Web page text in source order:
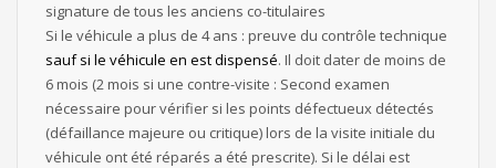
signature de tous les anciens co-titulaires
Si le véhicule a plus de 4 ans : preuve du contrôle technique
sauf si le véhicule en est dispensé. Il doit dater de moins de
6 mois (2 mois si une contre-visite : Second examen
nécessaire pour vérifier si les points défectueux détectés
(défaillance majeure ou critique) lors de la visite initiale du
véhicule ont été réparés a été prescrite). Si le délai est